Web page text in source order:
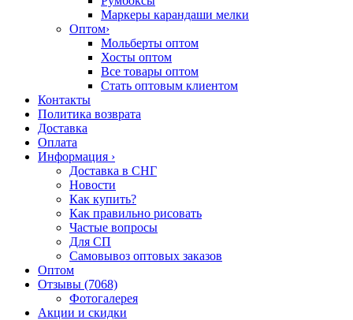
Маркеры карандаши мелки
Оптом›
Мольберты оптом
Хосты оптом
Все товары оптом
Стать оптовым клиентом
Контакты
Политика возврата
Доставка
Оплата
Информация ›
Доставка в СНГ
Новости
Как купить?
Как правильно рисовать
Частые вопросы
Для СП
Самовывоз оптовых заказов
Оптом
Отзывы (7068)
Фотогалерея
Акции и скидки